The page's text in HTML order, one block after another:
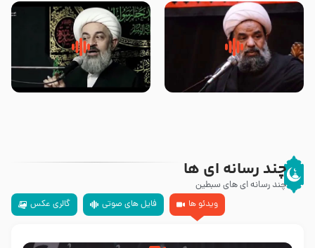
محدث زاده
سلام جوانی که امام حسین علیه
السلام خودش جوابش را دادند
زیارتی که اسباب رزق زیاد و عمر
طولانی است حجت السلام حسین
چند رسانه ای ها
چند رسانه ای های سبطین
ویدئو ها
فایل های صوتی گالری عکس